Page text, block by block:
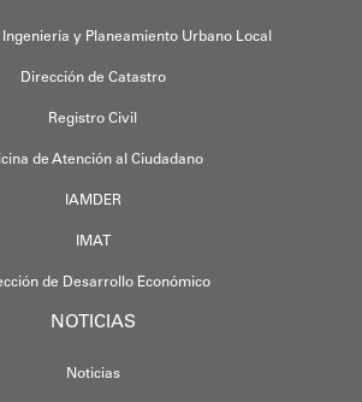
y Planeamiento Urbano Local
Dirección de Catastro
Registro Civil
de Atención al Ciudadano
IAMDER
IMAT
de Desarrollo Económico
NOTICIAS
Noticias